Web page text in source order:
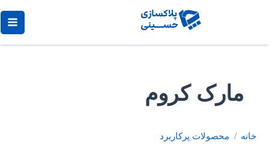
محتوا
مارک کروم
خانه محصولات پرکاربرد